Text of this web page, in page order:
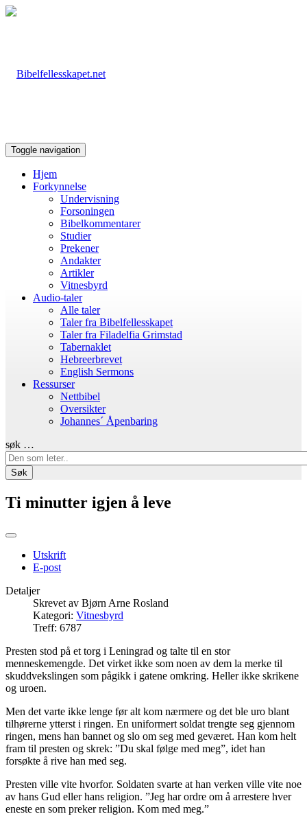
Toggle navigation
Hjem
Forkynnelse
Undervisning
Forsoningen
Bibelkommentarer
Studier
Prekener
Andakter
Artikler
Vitnesbyrd
Audio-taler
Alle taler
Taler fra Bibelfellesskapet
Taler fra Filadelfia Grimstad
Tabernaklet
Hebreerbrevet
English Sermons
Ressurser
Nettbibel
Oversikter
Johannes´ Åpenbaring
søk …
Søk
Ti minutter igjen å leve
Utskrift
E-post
Detaljer
Skrevet av Bjørn Arne Rosland
Kategori: Vitnesbyrd
Treff: 6787
Presten stod på et torg i Leningrad og talte til en stor
menneskemengde. Det virket ikke som noen av dem la merke til
skuddvekslingen som pågikk i gatene omkring. Heller ikke skrikene
og uroen.
Men det varte ikke lenge før alt kom nærmere og det ble uro blant
tilhørerne ytterst i ringen. En uniformert soldat trengte seg gjennom
ringen, mens han bannet og slo om seg med geværet. Han kom helt
fram til presten og skrek: ”Du skal følge med meg”, idet han
forsøkte å rive han med seg.
Presten ville vite hvorfor. Soldaten svarte at han verken ville vite noe
av hans Gud eller hans religion. ”Jeg har ordre om å arrestere hver
eneste en som preker religion. Kom med meg.”